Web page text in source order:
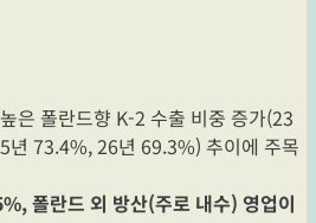
은 폴란드향 K-2 수출 비중 증가(23
73.4%, 26년 69.3%) 추이에 주목
폴란드 외 방산(주로 내수) 영업이